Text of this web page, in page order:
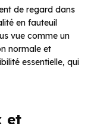
de regard dans
en fauteuil
vue comme un
normale et
essentielle, qui
et